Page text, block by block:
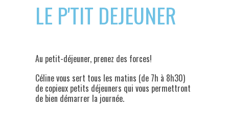
LE P'TIT DEJEUNER
Au petit-déjeuner, prenez des forces!
Céline vous sert tous les matins (de 7h à 8h30)
de copieux petits déjeuners qui vous permettront
de bien démarrer la journée.